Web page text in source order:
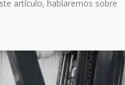
artículo, hablaremos sobre